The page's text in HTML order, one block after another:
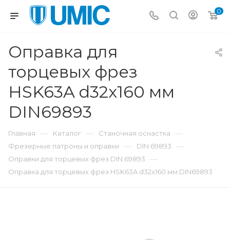
0
Оправка для
торцевых фрез
HSK63A d32x160 мм
DIN69893
Главная — Каталог — Станочная оснастка —
Фрезерные патроны и оправки — DIN 69893 —
Оправки для торцевых фрез DIN 69893 —
Оправка для торцевых фрез HSK63A d32x160 мм DIN69893